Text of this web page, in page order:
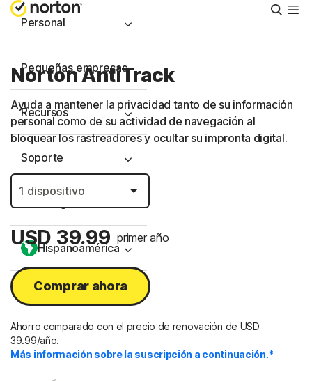
Personal
Pequeñas empresas
Recursos
Soporte
Hispanoamérica
Iniciar sesión
Norton AntiTrack
Ayuda a mantener la privacidad tanto de su información
personal como de su actividad de navegación al
bloquear los rastreadores y ocultar su impronta digital.
USD 39.99 primer año
Comprar ahora
Ahorro comparado con el precio de renovación de USD
39.99/año.
Más información sobre la suscripción a continuación.*